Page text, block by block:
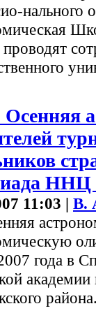
нального
ННЦ
11:03 | В.
года в